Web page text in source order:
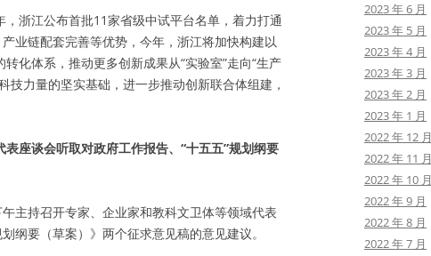
浙江公布首批11家省级中试平台名单，着力打通
业链配套完善等优势，今年，浙江将加快构建以
化体系，推动更多创新成果从“实验室”走向“生产
力量的坚实基础，进一步推动创新联合体组建，
座谈会听取对政府工作报告、“十五五”规划纲要
主持召开专家、企业家和教科文卫体等领域代表
纲要（草案）》两个征求意见稿的意见建议。
2023 年 6 月
2023 年 5 月
2023 年 4 月
2023 年 3 月
2023 年 2 月
2023 年 1 月
2022 年 12 月
2022 年 11 月
2022 年 10 月
2022 年 9 月
2022 年 8 月
2022 年 7 月